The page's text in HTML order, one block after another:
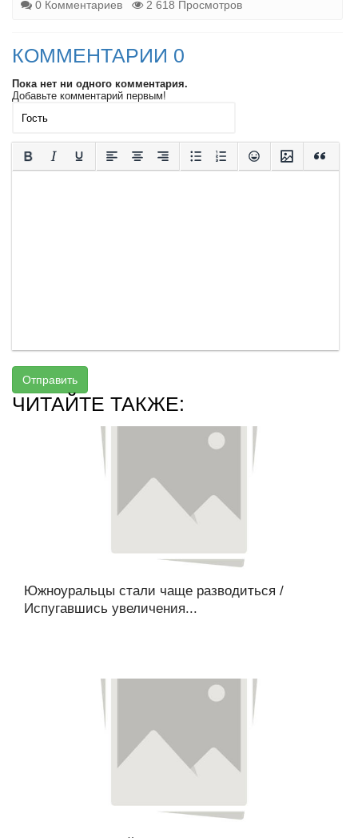
0 Комментариев
2 618 Просмотров
КОММЕНТАРИИ 0
Пока нет ни одного комментария.
Добавьте комментарий первым!
Отправить
ЧИТАЙТЕ ТАКЖЕ:
Южноуральцы стали чаще разводиться /
Испугавшись увеличения...